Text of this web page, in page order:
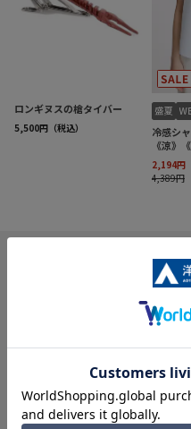
INFORMATION